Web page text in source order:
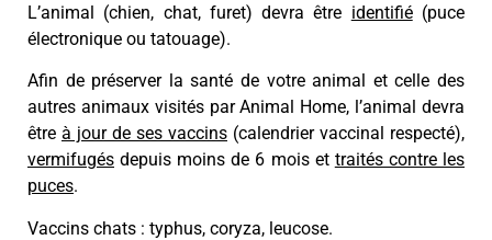
L’animal (chien, chat, furet) devra être identifié(puce
électronique ou tatouage).
Afin de préserver la santé de votre animal et celle des
autres animaux visités par Animal Home, l’animal devra
être à jour de ses vaccins (calendrier vaccinal respecté),
vermifugés depuis moins de 6 mois et traités contre les
puces.
Vaccins chats : typhus, coryza, leucose.